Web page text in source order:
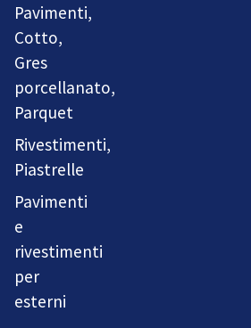
Pavimenti,
Cotto,
Gres
porcellanato,
Parquet
Rivestimenti,
Piastrelle
Pavimenti
e
rivestimenti
per
esterni